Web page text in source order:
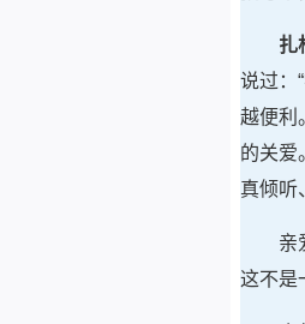
扎
说过：
越便利
的关爱
真倾听
亲
这不是